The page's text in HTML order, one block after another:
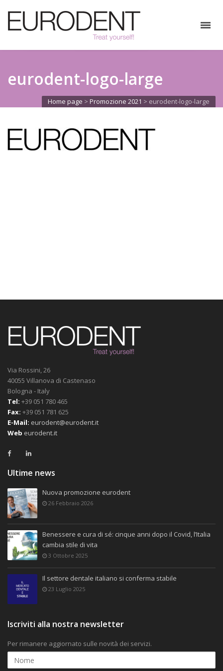
eurodent-logo-large
Home page > Promozione 2021 > eurodent-logo-large
Via Rossini, 26
40055 Villanova di Castenaso
Bologna - Italy
Tel: +39 051 780 465
Fax: +39 051 781 625
E-Mail: eurodent@eurodent.it
Web eurodent.it
Ultime news
Nuova promozione eurodent
26 Febbraio 2026
Benessere e cura di sé: cinque anni dopo il Covid, l’Italia
cambia stile di vita
3 Ottobre 2025
Il settore dentale italiano si conferma stabile
23 Luglio 2025
Iscriviti alla nostra newsletter
Per rimanere aggiornato sulle novità dei servizi.